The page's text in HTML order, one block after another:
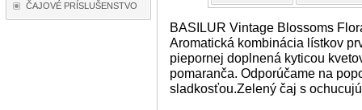
ČAJOVÉ PRÍSLUŠENSTVO
BASILUR Vintage Blossoms
Aromatická kombinácia lístkov
piepornej doplnená kyticou
pomaranča. Odporúčame na
sladkosťou.Zelený čaj s